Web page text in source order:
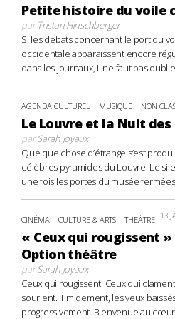
Petite histoire du voile
parTristan Hinschberger
Si les débats concernant le port du
occidentale apparaissent encore
dans les journaux, il ne faut pas
AGENDA CULTUREL MUSIQUE NON
Le Louvre et la Nuit
parSarah Joyaux
Quelque chose d’étrange s’est
célèbres pyramides du Louvre. Le
une fois les portes du musée
CINÉMA CULTURE & ARTS THÉÂTRE 13
« Ceux qui rougissent
Option théâtre
parSarah Joyaux
Ceux qui rougissent. Ceux qui
sourient. Timidement, les yeux
progressivement. Bienvenue au cœur